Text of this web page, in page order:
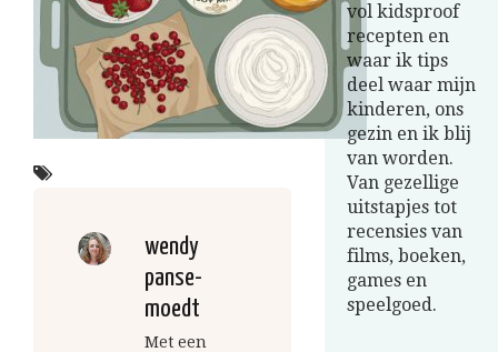
wendy
panse-
moedt
Met een
vol kidsproof
recepten en
waar ik tips
deel waar mijn
kinderen, ons
gezin en ik blij
van worden.
Van gezellige
uitstapjes tot
recensies van
films, boeken,
games en
speelgoed.